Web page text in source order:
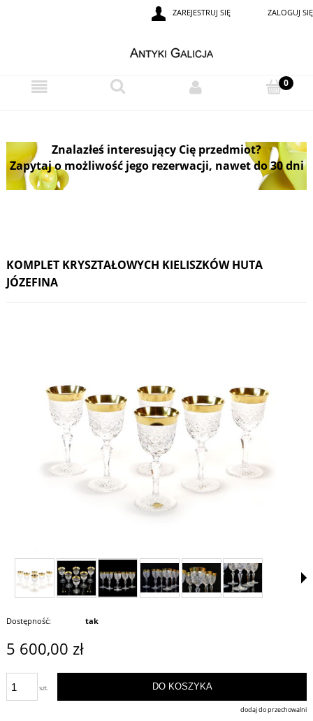
ZAREJESTRUJ SIĘ ZALOGUJ SIĘ
Znalazłeś interesujący Cię przedmiot?
Zapytaj o możliwość jego rezerwacji, nawet do 30 dni
KOMPLET KRYSZTAŁOWYCH KIELISZKÓW HUTA
JÓZEFINA
Dostępność: tak
5 600,00 zł
szt. DO KOSZYKA
dodaj do przechowalni